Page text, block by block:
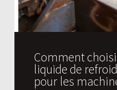
Comment
liquide de
pour les